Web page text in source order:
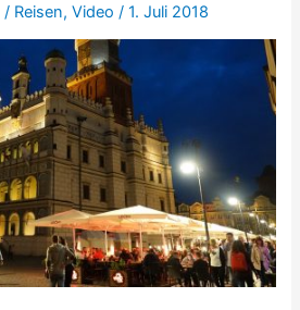
/ Reisen,Video /1. Juli 2018